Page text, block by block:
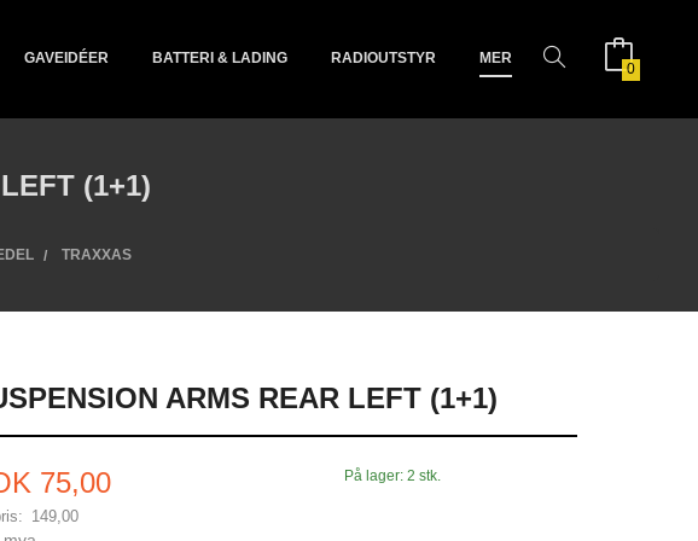
GAVEIDÉER BATTERI & LADING RADIOUTSTYR MER
0
(1+1)
TRAXXAS
ARMS REAR LEFT (1+1)
75,00
149,00
På lager: 2 stk.